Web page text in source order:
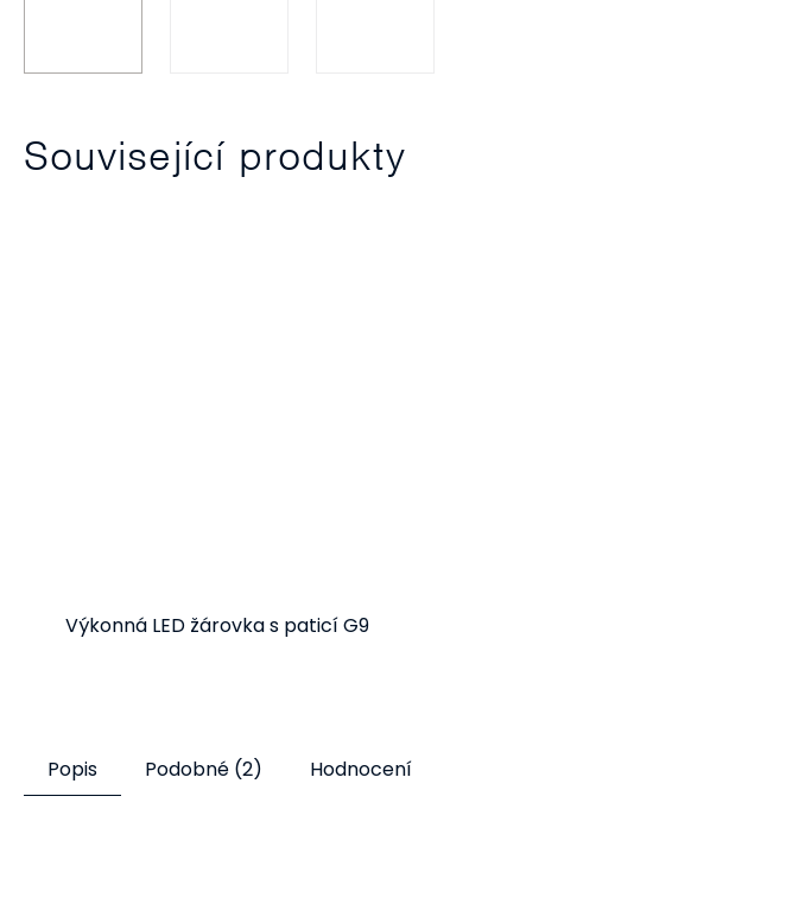
Související produkty
Výkonná LED žárovka s paticí G9
od 190 Kč
Popis
Podobné (2) Hodnocení